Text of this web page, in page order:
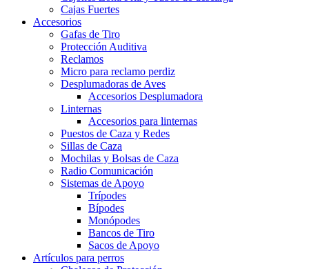
Cajas Fuertes
Accesorios
Gafas de Tiro
Protección Auditiva
Reclamos
Micro para reclamo perdiz
Desplumadoras de Aves
Accesorios Desplumadora
Linternas
Accesorios para linternas
Puestos de Caza y Redes
Sillas de Caza
Mochilas y Bolsas de Caza
Radio Comunicación
Sistemas de Apoyo
Trípodes
Bípodes
Monópodes
Bancos de Tiro
Sacos de Apoyo
Artículos para perros